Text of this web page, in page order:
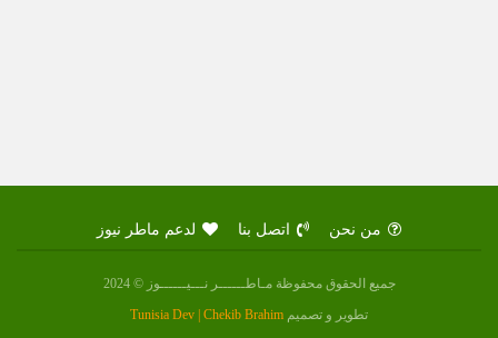
من نحن اتصل بنا لدعم ماطر نيوز
جميع الحقوق محفوظة مـاطــــــر نـــيــــــوز © 2024
تطوير و تصميم Tunisia Dev | Chekib Brahim